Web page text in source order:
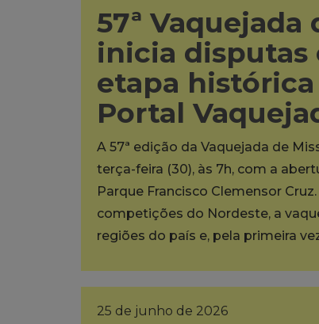
57ª Vaquejada
inicia disputas
etapa
Portal
A 57ª edição da Vaquejada de
terça-feira (30), às 7h, com a
Parque Francisco Clemensor
competições do Nordeste, a
regiões do país e, pela primeira
25 de junho de 2026